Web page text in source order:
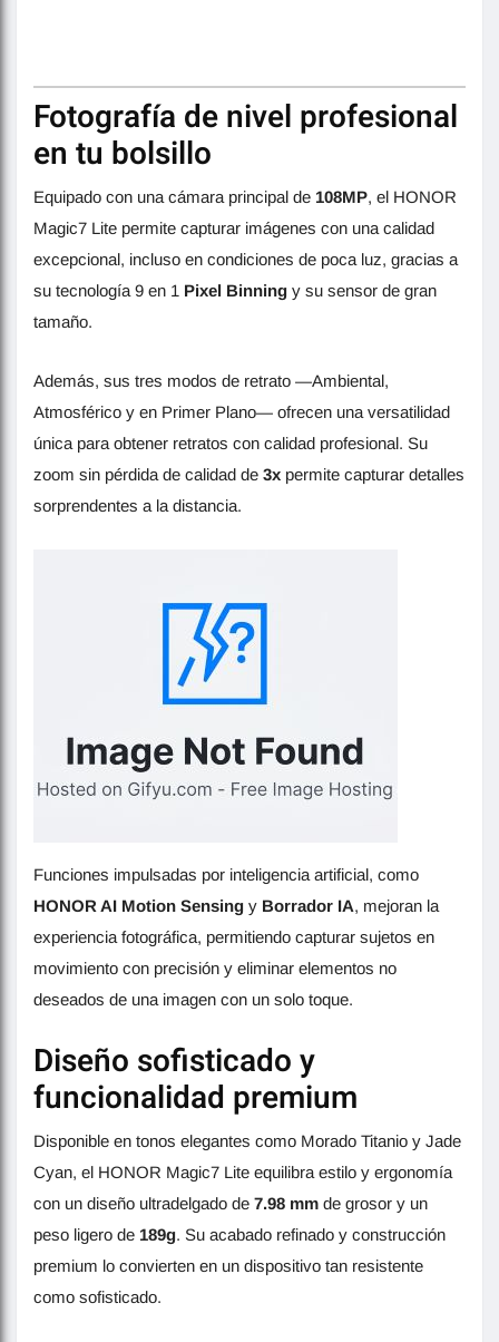
Fotografía de nivel profesional
en tu bolsillo
Equipado con una cámara principal de 108MP, el HONOR
Magic7 Lite permite capturar imágenes con una calidad
excepcional, incluso en condiciones de poca luz, gracias a
su tecnología 9 en 1 Pixel Binning y su sensor de gran
tamaño.
Además, sus tres modos de retrato —Ambiental,
Atmosférico y en Primer Plano— ofrecen una versatilidad
única para obtener retratos con calidad profesional. Su
zoom sin pérdida de calidad de 3x permite capturar detalles
sorprendentes a la distancia.
Funciones impulsadas por inteligencia artificial, como
HONOR AI Motion Sensing y Borrador IA, mejoran la
experiencia fotográfica, permitiendo capturar sujetos en
movimiento con precisión y eliminar elementos no
deseados de una imagen con un solo toque.
Diseño sofisticado y
funcionalidad premium
Disponible en tonos elegantes como Morado Titanio y Jade
Cyan, el HONOR Magic7 Lite equilibra estilo y ergonomía
con un diseño ultradelgado de 7.98 mm de grosor y un
peso ligero de 189g. Su acabado refinado y construcción
premium lo convierten en un dispositivo tan resistente
como sofisticado.